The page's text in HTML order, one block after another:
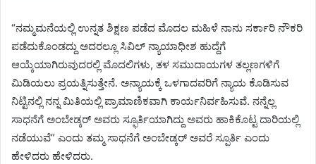
“ನಮ್ಮಮನೆಯಲ್ಲಿ ಉನ್ನತ ಶಿಕ್ಷಣ ಪಡೆದ ಮೊದಲ ಮಹಿಳೆ ನಾನು ಸರ್ಕಾರಿ ನೌಕರಿ
ಪಡೆದುಕೊಂಡದ್ದು ಅದರಲ್ಲೂ ಸಿವಿಲ್ ನ್ಯಾಯಾಧೀಶ ಹುದ್ದೆಗೆ
ಆಯ್ಕೆಯಾಗಿರುವುದರಲ್ಲಿ ಮೊದಲಿಗಳು, ತಳ ಸಮುದಾಯಗಳ ತಲ್ಲಣಗಳಿಗೆ
ಮಿಡಿಯಲು ಪ್ರಯತ್ನಿಸುತ್ತೇನೆ. ಅನ್ಯಾಯಕ್ಕೆ ಒಳಗಾದವರಿಗೆ ನ್ಯಾಯ ಕೊಡಿಸುವ
ನಿಟ್ಟಿನಲ್ಲಿ ನನ್ನ ಮಿತಿಯಲ್ಲಿ ಪ್ರಾಮಾಣಿಕವಾಗಿ ಕಾರ್ಯನಿರ್ವಹಿಸುವೆ. ನನ್ನೆಲ್ಲ
ಸಾಧನೆಗೆ ಅಂಬೇಡ್ಕರ್ ಅವರು ಸ್ಫೂರ್ತಿಯಾಗಿದ್ದು ಅವರು ಹಾಕಿಕೊಟ್ಟ ದಾರಿಯಲ್ಲಿ
ನಡೆಯುವೆ” ಎಂದು ತಮ್ಮ ಸಾಧನೆಗೆ ಅಂಬೇಡ್ಕರ್ ಅವರೆ ಸ್ಪೂರ್ತಿ ಎಂದು
ಹೇಳಿದರು ಹೇಳಿದರು.